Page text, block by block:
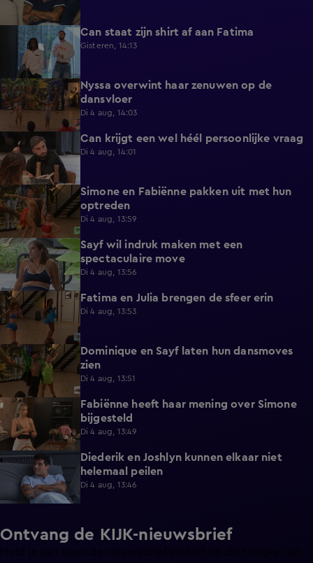
Can staat zijn shirt af aan Fatima
Gisteren, 14:13
0:35
Nyssa overwint haar zenuwen op de
dansvloer
Di 4 aug, 14:03
0:34 Can krijgt een wel héél persoonlijke vraag
Di 4 aug, 14:01
0:34
Simone en Fabiënne pakken uit met hun
optreden
Di 4 aug, 13:59
0:41
Sayf wil indruk maken met een
spectaculaire move
Di 4 aug, 13:56
0:33 Fatima en Julia brengen de sfeer erin
Di 4 aug, 13:53
0:35
Dominique en Sayf laten hun dansmoves
zien
Di 4 aug, 13:51
0:24
Fabiënne heeft haar mening over Simone
bijgesteld
Di 4 aug, 13:49
0:59
Diederik en Joshlyn kunnen elkaar niet
helemaal peilen
Di 4 aug, 13:46
Ontvang de KIJK-nieuwsbrief